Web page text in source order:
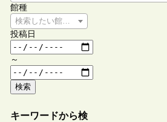
館種
検索したい館種を選択してください
投稿日
～
検索
キーワードから検